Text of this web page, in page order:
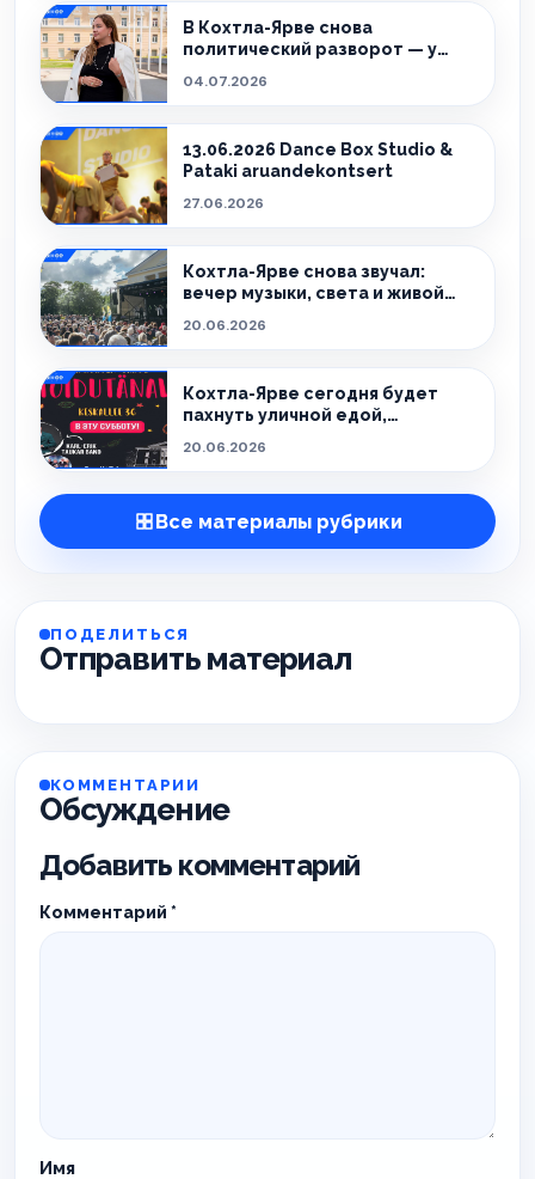
В Кохтла-Ярве снова
политический разворот — у
04.07.2026
13.06.2026 Dance Box Studio &
Pataki aruandekontsert
27.06.2026
Кохтла-Ярве снова звучал:
вечер музыки, света и живой
20.06.2026
Кохтла-Ярве сегодня будет
пахнуть уличной едой,
20.06.2026
Все материалы рубрики
ПОДЕЛИТЬСЯ
Отправить материал
КОММЕНТАРИИ
Обсуждение
Добавить комментарий
Комментарий *
Имя